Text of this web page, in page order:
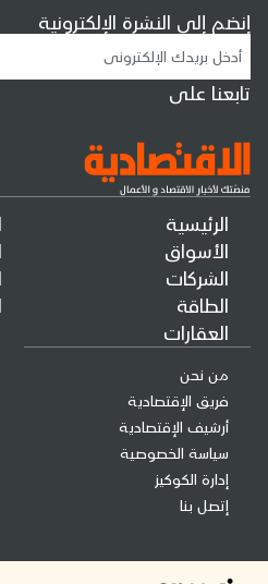
الرئيسية
الأسواق
الشركات
الطاقة
العقارات
من نحن
فريق الإقتصادية
أرشيف الإقتصادية
سياسة الخصوصية
إدارة الكوكيز
إتصل بنا
إنضم إلى النشرة الإلكترونية
تابعنا على